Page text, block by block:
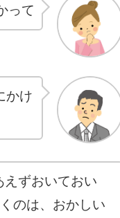
って
かけ
ずおいておい
のは、おかしい